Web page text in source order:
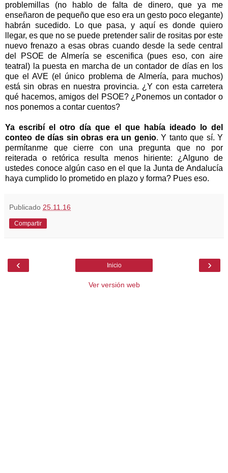
problemillas (no hablo de falta de dinero, que ya me
enseñaron de pequeño que eso era un gesto poco elegante)
habrán sucedido. Lo que pasa, y aquí es donde quiero
llegar, es que no se puede pretender salir de rositas por este
nuevo frenazo a esas obras cuando desde la sede central
del PSOE de Almería se escenifica (pues eso, con aire
teatral) la puesta en marcha de un contador de días en los
que el AVE (el único problema de Almería, para muchos)
está sin obras en nuestra provincia. ¿Y con esta carretera
qué hacemos, amigos del PSOE? ¿Ponemos un contador o
nos ponemos a contar cuentos?
Ya escribí el otro día que el que había ideado lo del
conteo de días sin obras era un genio. Y tanto que sí. Y
permítanme que cierre con una pregunta que no por
reiterada o retórica resulta menos hiriente: ¿Alguno de
ustedes conoce algún caso en el que la Junta de Andalucía
haya cumplido lo prometido en plazo y forma? Pues eso.
Publicado 25.11.16
Compartir
‹ ›
Inicio
Ver versión web